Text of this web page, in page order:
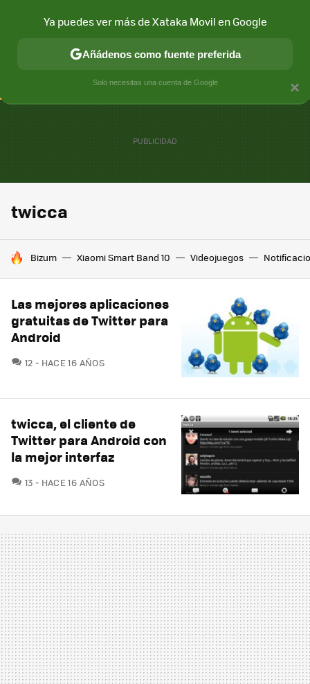
CONECTIVIDAD MÓVIL Y SOCIEDAD APLICACIONES
twicca
HOY SE HABLA DE
Bizum Xiaomi Smart Band 10 Videojuegos
Las mejores aplicaciones
gratuitas de Twitter para
Android
12 COMENTARIOS
HACE 16 AÑOS
twicca, el cliente de
Twitter para Android con
la mejor interfaz
13 COMENTARIOS
HACE 16 AÑOS
×
Ya puedes ver más de Xataka Movil en Google
Añádenos como fuente preferida
Solo necesitas una cuenta de Google